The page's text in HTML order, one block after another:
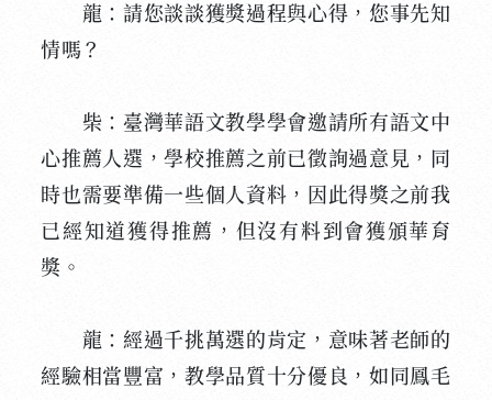
龍：請您談談獲獎過程與心得，您事先知
情嗎？
柴：臺灣華語文教學學會邀請所有語文中
心推薦人選，學校推薦之前已徵詢過意見，同
時也需要準備一些個人資料，因此得獎之前我
已經知道獲得推薦，但沒有料到會獲頒華育
獎。
龍：經過千挑萬選的肯定，意味著老師的
經驗相當豐富，教學品質十分優良，如同鳳毛